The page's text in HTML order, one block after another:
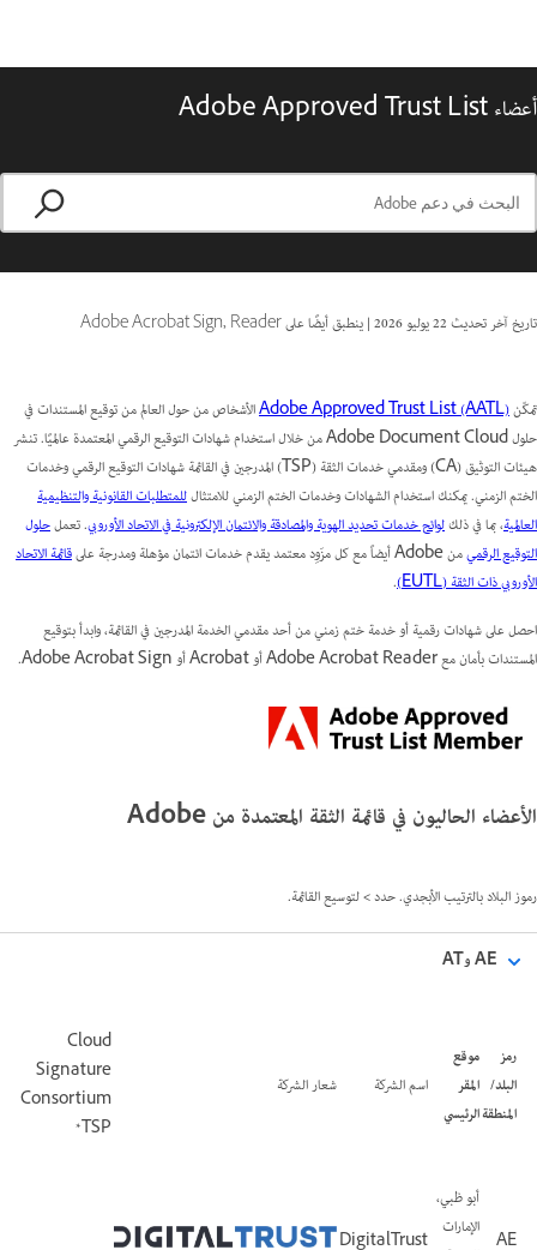
أعضاء Adobe Approved Trust List
تاريخ آخر تحديث22 يوليو 2026 |ينطبق أيضًا على Adobe Acrobat Sign, Reader
تمكّنAdobe Approved Trust List (AATL)الأشخاص من حول العالم من توقيع المستندات في
حلول Adobe Document Cloud من خلال استخدام شهادات التوقيع الرقمي المعتمدة عالميًا. تنشر
هيئات التوثيق (CA) ومقدمي خدمات الثقة (TSP) المدرجين في القائمة شهادات التوقيع الرقمي وخدمات
الختم الزمني. يمكنك استخدام الشهادات وخدمات الختم الزمني للامتثالللمتطلبات القانونية والتنظيمية
العالمية، بما في ذلكلوائح خدمات تحديد الهوية والمصادقة والائتمان الإلكترونية في الاتحاد الأوروبي. تعملحلول
التوقيع الرقميمن Adobe أيضاً مع كل مزَوِد معتمد يقدم خدمات ائتمان مؤهلة ومدرجة على
قائمة الاتحاد
الأوروبي ذات الثقة (EUTL)
.
احصل على شهادات رقمية أو خدمة ختم زمني من أحد مقدمي الخدمة المدرجين في القائمة، وابدأ بتوقيع
المستندات بأمان مع Adobe Acrobat Reader أو Acrobat أو Adobe Acrobat Sign.
الأعضاء الحاليون في قائمة الثقة المعتمدة من Adobe
رموز البلاد بالترتيب الأبجدي. حدد>لتوسيع القائمة.
AE وAT
رمز
البلد/
المنطقة
موقع
المقر
الرئيسي
اسم الشركة شعار الشركة
Cloud
Signature
Consortium
TSP*
AE
أبو ظبي،
الإمارات
DigitalTrust